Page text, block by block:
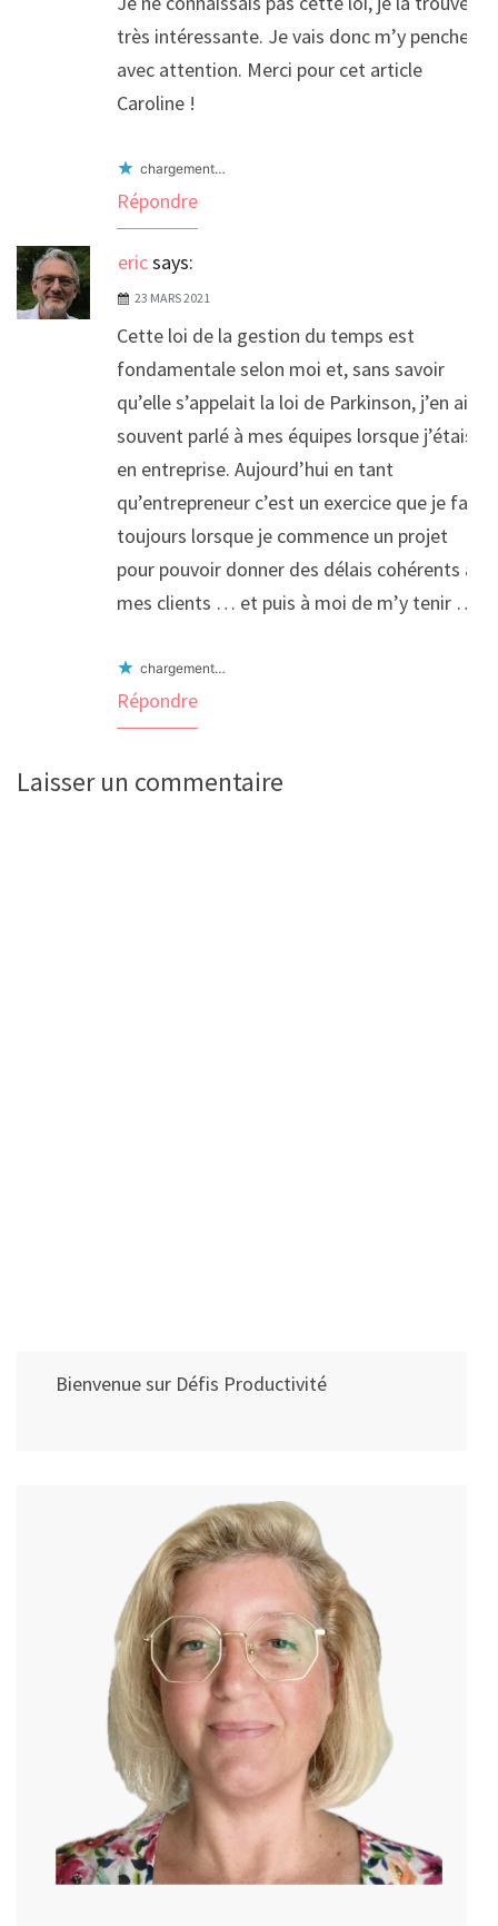
très intéressante. Je vais donc m’y pencher
avec attention. Merci pour cet article
Caroline !
chargement…
Répondre
ericsays:
23 MARS 2021
Cette loi de la gestion du temps est
fondamentale selon moi et, sans savoir
qu’elle s’appelait la loi de Parkinson, j’en ai
souvent parlé à mes équipes lorsque j’étais
en entreprise. Aujourd’hui en tant
qu’entrepreneur c’est un exercice que je fais
toujours lorsque je commence un projet
pour pouvoir donner des délais cohérents à
mes clients … et puis à moi de m’y tenir …
chargement…
Répondre
Laisser un commentaire
Bienvenue sur Défis Productivité